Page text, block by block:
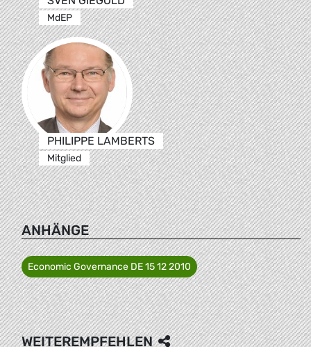
MdEP
PHILIPPE LAMBERTS
Mitglied
ANHÄNGE
Economic Governance DE 15 12 2010
WEITEREMPFEHLEN